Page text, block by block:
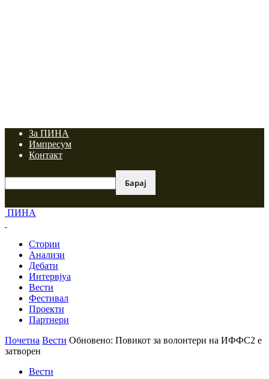
За ПИНА
Импресум
Контакт
ПИНА
Стории
Анализи
Дебати
Интервјуа
Вести
Фестивал
Проекти
Партнери
Почетна Вести Обновено: Повикот за волонтери на ИФФС2 е
затворен
Вести